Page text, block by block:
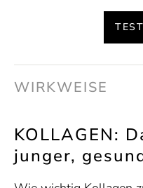
WIRKWEISE
KOLLAGEN:
junger,